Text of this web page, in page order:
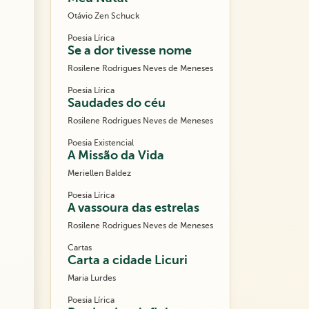
Otávio Zen Schuck
Poesia Lírica
Se a dor tivesse nome
Rosilene Rodrigues Neves de Meneses
Poesia Lírica
Saudades do céu
Rosilene Rodrigues Neves de Meneses
Poesia Existencial
A Missão da Vida
Meriellen Baldez
Poesia Lírica
A vassoura das estrelas
Rosilene Rodrigues Neves de Meneses
Cartas
Carta a cidade Licuri
Maria Lurdes
Poesia Lírica